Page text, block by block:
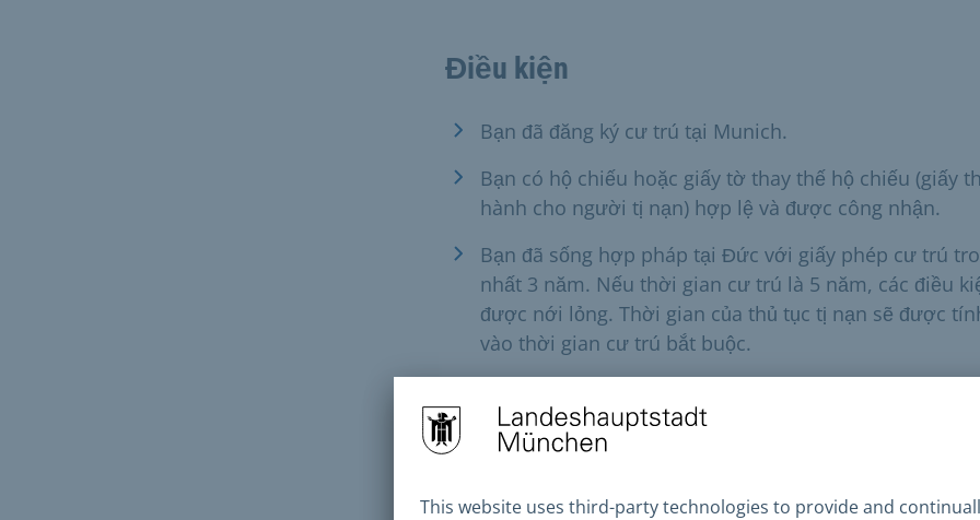
Điều kiện
Bạn đã đăng ký cư trú tại Munich.
Bạn có hộ chiếu hoặc giấy tờ thay thế hộ chiếu (giấy
hành cho người tị nạn) hợp lệ và được công nhận.
Bạn đã sống hợp pháp tại Đức với giấy phép cư trú
nhất 3 năm. Nếu thời gian cư trú là 5 năm, các điều
được nới lỏng. Thời gian của thủ tục tị nạn sẽ được
vào thời gian cư trú bắt buộc.
giấy phép cư trú theo § 25 Abs. 1 AufenthG (công
giấy phép cư trú theo § 25 Abs. 2 Satz 1, 1.